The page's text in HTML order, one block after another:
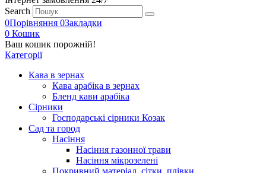
Search
0Порівняння 0Закладки
0 Кошик
Ваш кошик порожній!
Категорії
Кава в зернах
Кава арабіка в зернах
Бленд кави арабіка
Сірники
Господарські сірники Козак
Сад та город
Насіння
Насіння газонної трави
Насіння мікрозелені
Покривний матеріал, сітки, плівки